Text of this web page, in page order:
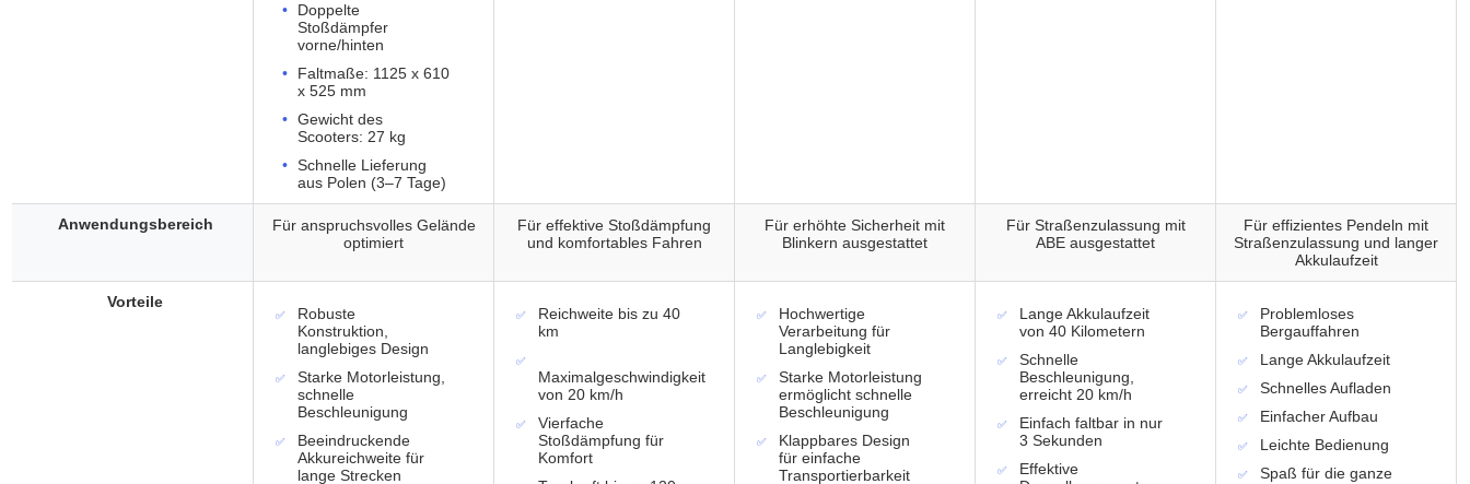
Doppelte
Stoßdämpfer
vorne/hinten
Faltmaße: 1125 x 610
x 525 mm
Gewicht des
Scooters: 27 kg
Schnelle Lieferung
aus Polen (3–7 Tage)
Für anspruchsvolles Gelände
optimiert
Für effektive Stoßdämpfung
und komfortables Fahren
Für erhöhte Sicherheit mit
Blinkern ausgestattet
Für Straßenzulassung mit
ABE ausgestattet
Für effizientes Pendeln mit
Straßenzulassung und langer
Akkulaufzeit
Robuste
Konstruktion,
langlebiges Design
Starke Motorleistung,
schnelle
Beschleunigung
Beeindruckende
Akkureichweite für
lange Strecken
Reichweite bis zu 40
km
Maximalgeschwindigkeit
von 20 km/h
Vierfache
Stoßdämpfung für
Komfort
Hochwertige
Verarbeitung für
Langlebigkeit
Starke Motorleistung
ermöglicht schnelle
Beschleunigung
Klappbares Design
für einfache
Transportierbarkeit
Lange Akkulaufzeit
von 40 Kilometern
Schnelle
Beschleunigung,
erreicht 20 km/h
Einfach faltbar in nur
3 Sekunden
Effektive
Problemloses
Bergauffahren
Lange Akkulaufzeit
Schnelles Aufladen
Einfacher Aufbau
Leichte Bedienung
Spaß für die ganze
Anwendungsbereich
Vorteile